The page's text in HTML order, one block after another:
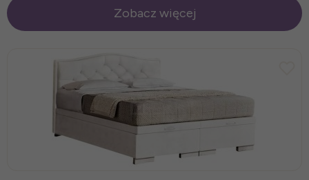
Zobacz więcej